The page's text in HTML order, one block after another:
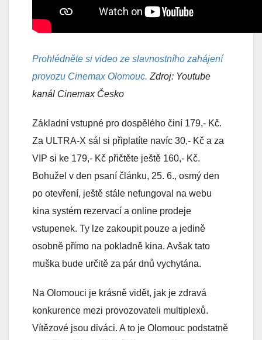
Prohlédněte si video ze slavnostního zahájení
provozu Cinemax Olomouc. Zdroj: Youtube
kanál Cinemax Česko
Základní vstupné pro dospělého činí 179,- Kč.
Za ULTRA-X sál si připlatíte navíc 30,- Kč a za
VIP si ke 179,- Kč přičtěte ještě 160,- Kč.
Bohužel v den psaní článku, 25. 6., osmý den
po otevření, ještě stále nefungoval na webu
kina systém rezervací a online prodeje
vstupenek. Ty lze zakoupit pouze a jedině
osobně přímo na pokladně kina. Avšak tato
muška bude určitě za pár dnů vychytána.
Na Olomouci je krásně vidět, jak je zdravá
konkurence mezi provozovateli multiplexů.
Vítězové jsou diváci. A to je Olomouc podstatně